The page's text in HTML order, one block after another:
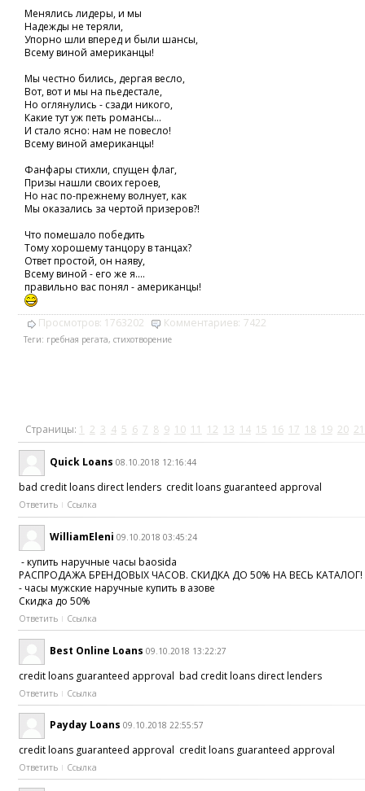
Менялись лидеры, и мы
Надежды не теряли,
Упорно шли вперед и были шансы,
Всему виной американцы!
Мы честно бились, дергая весло,
Вот, вот и мы на пьедестале,
Но оглянулись - сзади никого,
Какие тут уж петь романсы...
И стало ясно: нам не повесло!
Всему виной американцы!
Фанфары стихли, спущен флаг,
Призы нашли своих героев,
Но нас по-прежнему волнует, как
Мы оказались за чертой призеров?!
Что помешало победить
Тому хорошему танцору в танцах?
Ответ простой, он наяву,
Всему виной - его же я....
правильно вас понял - американцы!
Просмотров: 1763202 Комментариев: 7422
Теги: гребная регата, стихотворение
Страницы: 1 2 3 4 5 6 7 8 9 10 11 12 13 14 15 16 17 18 19 20 21
Quick Loans 08.10.2018 12:16:44
bad credit loans direct lenders credit loans guaranteed approval
Ответить Ссылка
WilliamEleni 09.10.2018 03:45:24
- купить наручные часы baosida
РАСПРОДАЖА БРЕНДОВЫХ ЧАСОВ. СКИДКА ДО 50% НА ВЕСЬ
- часы мужские наручные купить в азове
Скидка до 50%
Ответить Ссылка
Best Online Loans 09.10.2018 13:22:27
credit loans guaranteed approval bad credit loans direct lenders
Ответить Ссылка
Payday Loans 09.10.2018 22:55:57
credit loans guaranteed approval credit loans guaranteed approval
Ответить Ссылка